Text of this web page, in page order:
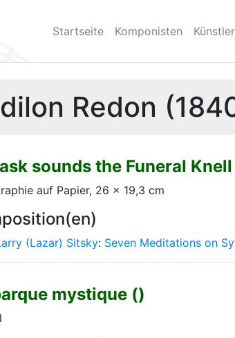
Startseite Komponisten Künstler
Redon
sounds the Funeral
auf Papier, 26 × 19,3 cm
(Lazar) Sitsky: Seven Meditations on
mystique ()